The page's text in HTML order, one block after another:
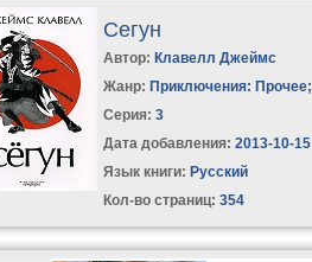
Сегун
Автор: Клавелл Джеймс
Жанр: Приключения: Прочее;
Серия:3
Дата добавления: 2013-10-15
Язык книги: Русский
Кол-во страниц: 354